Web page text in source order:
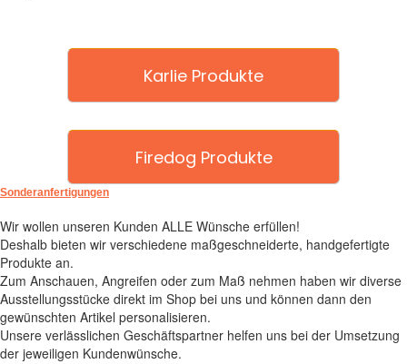
Karlie Produkte
Firedog Produkte
Sonderanfertigungen
Wir wollen unseren Kunden ALLE Wünsche erfüllen!
Deshalb bieten wir verschiedene maßgeschneiderte, handgefertigte
Produkte an.
Zum Anschauen, Angreifen oder zum Maß nehmen haben wir diverse
Ausstellungsstücke direkt im Shop bei uns und können dann den
gewünschten Artikel personalisieren.
Unsere verlässlichen Geschäftspartner helfen uns bei der Umsetzung
der jeweiligen Kundenwünsche.